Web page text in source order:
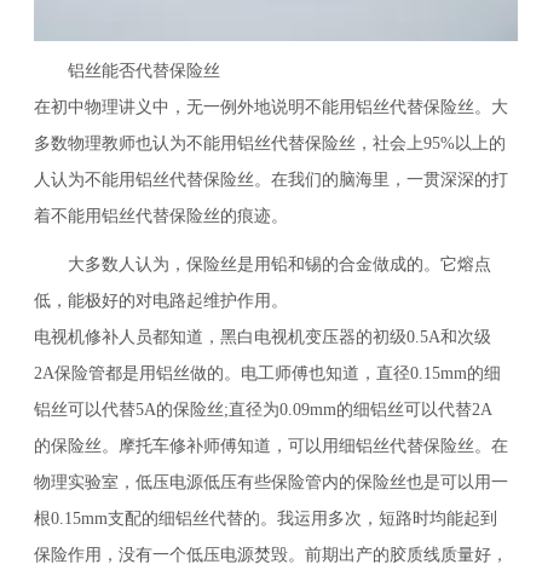
铝丝能否代替保险丝
在初中物理讲义中，无一例外地说明不能用铝丝代替保险丝。大
多数物理教师也认为不能用铝丝代替保险丝，社会上95%以上的
人认为不能用铝丝代替保险丝。在我们的脑海里，一贯深深的打
着不能用铝丝代替保险丝的痕迹。
大多数人认为，保险丝是用铅和锡的合金做成的。它熔点
低，能极好的对电路起维护作用。
电视机修补人员都知道，黑白电视机变压器的初级0.5A和次级
2A保险管都是用铝丝做的。电工师傅也知道，直径0.15mm的细
铝丝可以代替5A的保险丝;直径为0.09mm的细铝丝可以代替2A
的保险丝。摩托车修补师傅知道，可以用细铝丝代替保险丝。在
物理实验室，低压电源低压有些保险管内的保险丝也是可以用一
根0.15mm支配的细铝丝代替的。我运用多次，短路时均能起到
保险作用，没有一个低压电源焚毁。前期出产的胶质线质量好，